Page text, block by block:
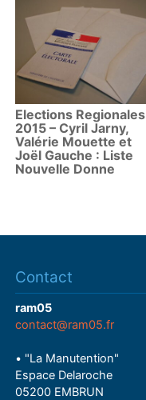
Elections Regionales
2015 – Cyril Jarny,
Valérie Mouette et
Joël Gauche : Liste
Nouvelle Donne
Contact
ram05
contact@ram05.fr
• "La Manutention"
Espace Delaroche
05200 EMBRUN